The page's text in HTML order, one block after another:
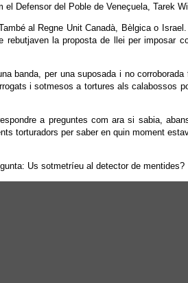
Defensor del Poble de Veneçuela, Tarek
al Regne Unit Canadà, Bèlgica o
la proposta de llei per imposar
banda, per una suposada i no
i sotmesos a tortures als calabossos
a preguntes com ara si sabia,
torturadors per saber en quin moment
Us sotmetríeu al detector de mentides?